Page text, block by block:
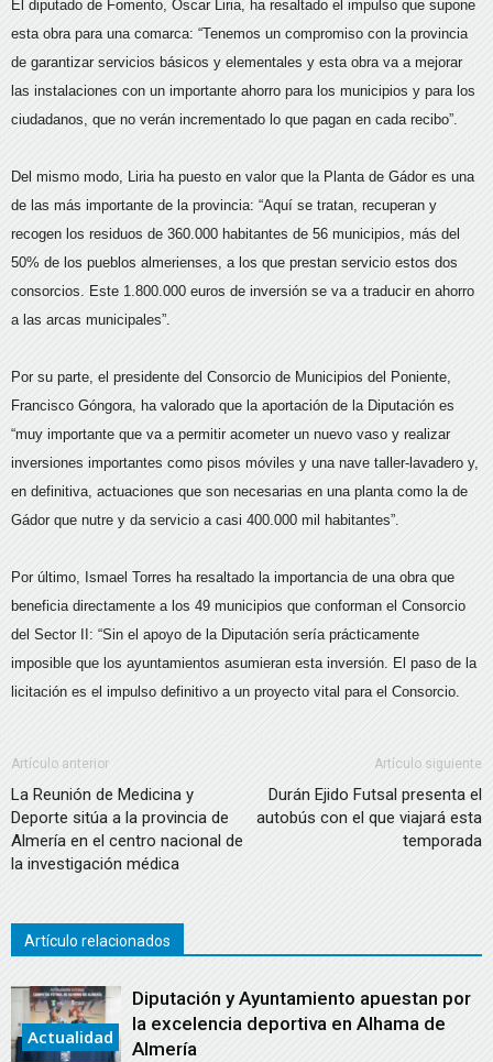
El diputado de Fomento, Óscar Liria, ha resaltado el impulso que supone
esta obra para una comarca: “Tenemos un compromiso con la provincia
de garantizar servicios básicos y elementales y esta obra va a mejorar
las instalaciones con un importante ahorro para los municipios y para los
ciudadanos, que no verán incrementado lo que pagan en cada recibo”.
Del mismo modo, Liria ha puesto en valor que la Planta de Gádor es una
de las más importante de la provincia: “Aquí se tratan, recuperan y
recogen los residuos de 360.000 habitantes de 56 municipios, más del
50% de los pueblos almerienses, a los que prestan servicio estos dos
consorcios. Este 1.800.000 euros de inversión se va a traducir en ahorro
a las arcas municipales”.
Por su parte, el presidente del Consorcio de Municipios del Poniente,
Francisco Góngora, ha valorado que la aportación de la Diputación es
“muy importante que va a permitir acometer un nuevo vaso y realizar
inversiones importantes como pisos móviles y una nave taller-lavadero y,
en definitiva, actuaciones que son necesarias en una planta como la de
Gádor que nutre y da servicio a casi 400.000 mil habitantes”.
Por último, Ismael Torres ha resaltado la importancia de una obra que
beneficia directamente a los 49 municipios que conforman el Consorcio
del Sector II: “Sin el apoyo de la Diputación sería prácticamente
imposible que los ayuntamientos asumieran esta inversión. El paso de la
licitación es el impulso definitivo a un proyecto vital para el Consorcio.
Artículo anterior
La Reunión de Medicina y
Deporte sitúa a la provincia de
Almería en el centro nacional de
la investigación médica
Artículo siguiente
Durán Ejido Futsal presenta el
autobús con el que viajará esta
temporada
Artículo relacionados
Actualidad
Diputación y Ayuntamiento apuestan por
la excelencia deportiva en Alhama de
Almería